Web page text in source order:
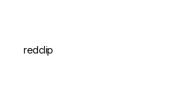
터프팅
redclip